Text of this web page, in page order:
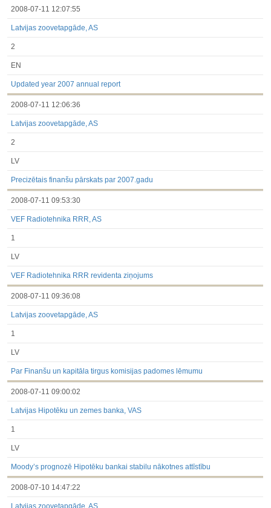
Būtiski notikumi
Līdzdalības iegūšana vai zaudēšana
2008-07-11 12:07:55
Latvijas zoovetapgāde, AS
2
EN
Updated year 2007 annual report
2008-07-11 12:06:36
Latvijas zoovetapgāde, AS
2
LV
Precizētais finanšu pārskats par 2007.gadu
2008-07-11 09:53:30
VEF Radiotehnika RRR, AS
1
LV
VEF Radiotehnika RRR revidenta ziņojums
2008-07-11 09:36:08
Latvijas zoovetapgāde, AS
1
LV
Par Finanšu un kapitāla tirgus komisijas padomes lēmumu
2008-07-11 09:00:02
Latvijas Hipotēku un zemes banka, VAS
1
LV
Moody’s prognozē Hipotēku bankai stabilu nākotnes attīstību
2008-07-10 14:47:22
Latvijas zoovetapgāde, AS